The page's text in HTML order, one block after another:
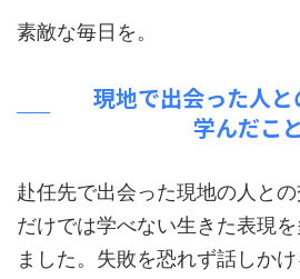
素敵な毎日を。
現地で出会った人と
学んだこと
赴任先で出会った現地の人と
だけでは学べない生きた表現
ました。失敗を恐れず話しか